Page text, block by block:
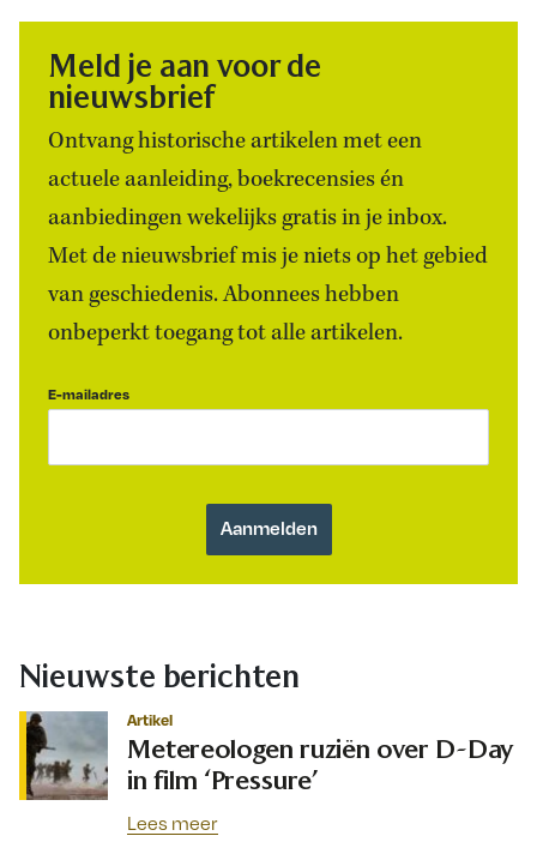
Meld je aan voor de
nieuwsbrief
Ontvang historische artikelen met een
actuele aanleiding, boekrecensies én
aanbiedingen wekelijks gratis in je inbox.
Met de nieuwsbrief mis je niets op het gebied
van geschiedenis. Abonnees hebben
onbeperkt toegang tot alle artikelen.
E-mailadres
Nieuwste berichten
Artikel
Metereologen ruziën over D-Day
in film ‘Pressure’
Lees meer